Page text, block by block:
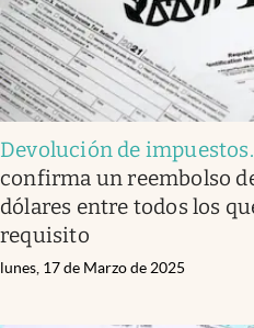
Devolución de impuestos.
confirma un reembolso
dólares entre todos los
requisito
lunes, 17 de Marzo de 2025